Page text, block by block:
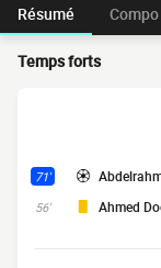
Résumé Compo
Temps forts
71'
56' Ahmed